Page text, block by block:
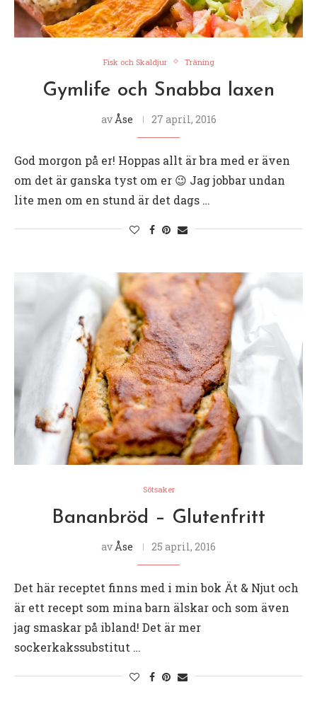
Fisk och Skaldjur Träning
Gymlife och Snabba laxen
av Åse 27 april, 2016
God morgon på er! Hoppas allt är bra med er även
om det är ganska tyst om er 😉 Jag jobbar undan
lite men om en stund är det dags …
Sötsaker
Bananbröd – Glutenfritt
av Åse 25 april, 2016
Det här receptet finns med i min bok Ät & Njut och
är ett recept som mina barn älskar och som även
jag smaskar på ibland! Det är mer
sockerkakssubstitut …